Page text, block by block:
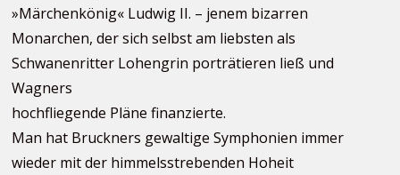
»Märchenkönig« Ludwig II. – jenem bizarren
Monarchen, der sich selbst am liebsten als
Schwanenritter Lohengrin porträtieren ließ und
Wagners
hochfliegende Pläne finanzierte.
Man hat Bruckners gewaltige Symphonien immer
wieder mit der himmelsstrebenden Hoheit